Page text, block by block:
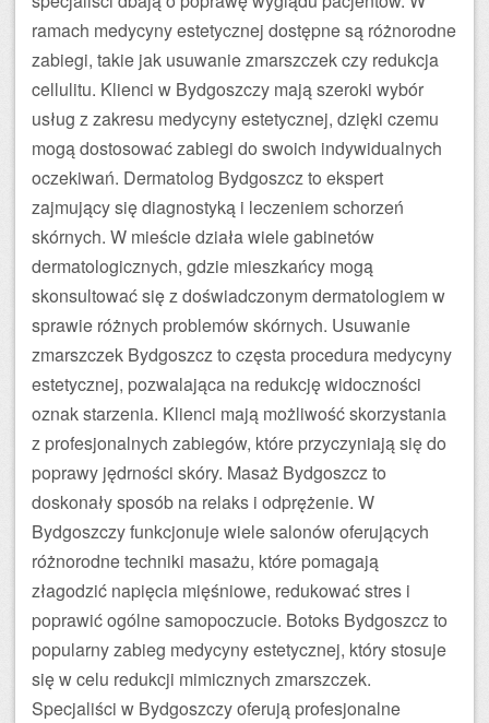
ramach medycyny estetycznej dostępne są różnorodne
zabiegi, takie jak usuwanie zmarszczek czy redukcja
cellulitu. Klienci w Bydgoszczy mają szeroki wybór
usług z zakresu medycyny estetycznej, dzięki czemu
mogą dostosować zabiegi do swoich indywidualnych
oczekiwań. Dermatolog Bydgoszcz to ekspert
zajmujący się diagnostyką i leczeniem schorzeń
skórnych. W mieście działa wiele gabinetów
dermatologicznych, gdzie mieszkańcy mogą
skonsultować się z doświadczonym dermatologiem w
sprawie różnych problemów skórnych. Usuwanie
zmarszczek Bydgoszcz to częsta procedura medycyny
estetycznej, pozwalająca na redukcję widoczności
oznak starzenia. Klienci mają możliwość skorzystania
z profesjonalnych zabiegów, które przyczyniają się do
poprawy jędrności skóry. Masaż Bydgoszcz to
doskonały sposób na relaks i odprężenie. W
Bydgoszczy funkcjonuje wiele salonów oferujących
różnorodne techniki masażu, które pomagają
złagodzić napięcia mięśniowe, redukować stres i
poprawić ogólne samopoczucie. Botoks Bydgoszcz to
popularny zabieg medycyny estetycznej, który stosuje
się w celu redukcji mimicznych zmarszczek.
Specjaliści w Bydgoszczy oferują profesjonalne